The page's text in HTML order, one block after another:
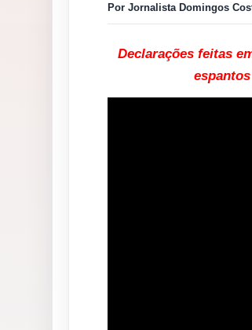
Por Jornalista Domingos
Declarações feitas